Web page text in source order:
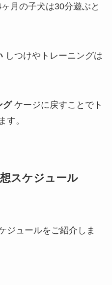
月の子犬は30分遊ぶと
しつけやトレーニングは
グケージに戻すことでト
す。
想スケジュール
ジュールをご紹介しま